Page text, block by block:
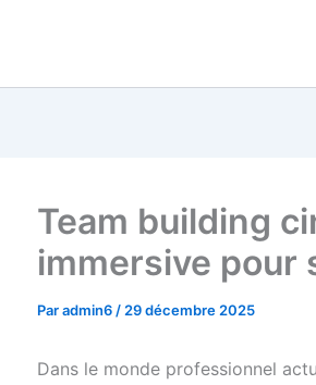
Team building
immersive pour
Paradmin6 / 29 décembre 2025
Dans le monde professionnel